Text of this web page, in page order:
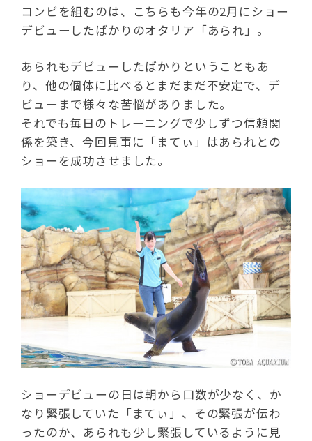
コンビを組むのは、こちらも今年の2月にショー
デビューしたばかりのオタリア「あられ」。
あられもデビューしたばかりということもあ
り、他の個体に比べるとまだまだ不安定で、デ
ビューまで様々な苦悩がありました。
それでも毎日のトレーニングで少しずつ信頼関
係を築き、今回見事に「まてぃ」はあられとの
ショーを成功させました。
ショーデビューの日は朝から口数が少なく、か
なり緊張していた「まてぃ」、その緊張が伝わ
ったのか、あられも少し緊張しているように見